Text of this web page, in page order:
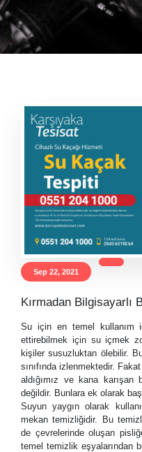
Sep 22, 2021
Kırmadan Bilgisayarlı
Su için en temel kullanım
ettirebilmek için su içmek
kişiler susuzluktan ölebilir.
sınıfında izlenmektedir.
aldığımız ve kana
değildir. Bunlara ek olarak
Suyun yaygın olarak
mekan temizliğidir. Bu
de çevrelerinde oluşan
temel temizlik eşyalarından